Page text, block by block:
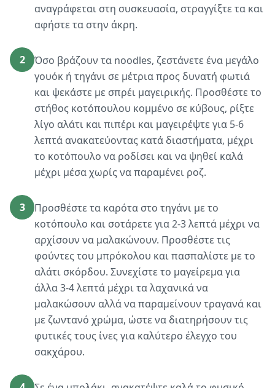
αναγράφεται στη συσκευασία, στραγγίξτε τα και
αφήστε τα στην άκρη.
2
Όσο βράζουν τα noodles, ζεστάνετε ένα μεγάλο
γουόκ ή τηγάνι σε μέτρια προς δυνατή φωτιά
και ψεκάστε με σπρέι μαγειρικής. Προσθέστε το
στήθος κοτόπουλου κομμένο σε κύβους, ρίξτε
λίγο αλάτι και πιπέρι και μαγειρέψτε για 5-6
λεπτά ανακατεύοντας κατά διαστήματα, μέχρι
το κοτόπουλο να ροδίσει και να ψηθεί καλά
μέχρι μέσα χωρίς να παραμένει ροζ.
3
Προσθέστε τα καρότα στο τηγάνι με το
κοτόπουλο και σοτάρετε για 2-3 λεπτά μέχρι να
αρχίσουν να μαλακώνουν. Προσθέστε τις
φούντες του μπρόκολου και πασπαλίστε με το
αλάτι σκόρδου. Συνεχίστε το μαγείρεμα για
άλλα 3-4 λεπτά μέχρι τα λαχανικά να
μαλακώσουν αλλά να παραμείνουν τραγανά και
με ζωντανό χρώμα, ώστε να διατηρήσουν τις
φυτικές τους ίνες για καλύτερο έλεγχο του
σακχάρου.